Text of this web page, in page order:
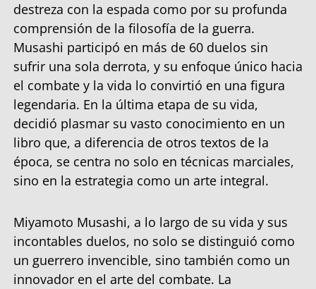
destreza con la espada como por su profunda
comprensión de la filosofía de la guerra.
Musashi participó en más de 60 duelos sin
sufrir una sola derrota, y su enfoque único hacia
el combate y la vida lo convirtió en una figura
legendaria. En la última etapa de su vida,
decidió plasmar su vasto conocimiento en un
libro que, a diferencia de otros textos de la
época, se centra no solo en técnicas marciales,
sino en la estrategia como un arte integral.
Miyamoto Musashi, a lo largo de su vida y sus
incontables duelos, no solo se distinguió como
un guerrero invencible, sino también como un
innovador en el arte del combate. La